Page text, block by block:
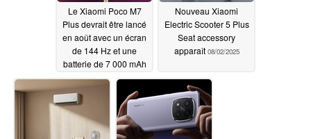
Le Xiaomi Poco M7
Plus devrait être lancé
en août avec un écran
de 144 Hz et une
batterie de 7 000 mAh
08/06/2025
Nouveau Xiaomi
Electric Scooter 5 Plus
Seat accessory
apparaît 08/02/2025